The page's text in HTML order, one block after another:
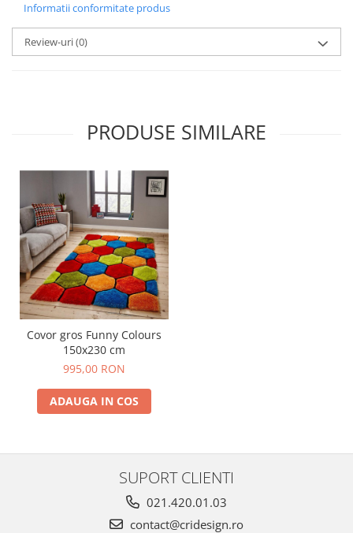
Informatii conformitate produs
Review-uri(0)
PRODUSE SIMILARE
Covor gros Funny Colours
150x230 cm
995,00 RON
ADAUGA IN COS
SUPORT CLIENTI
021.420.01.03
contact@cridesign.ro